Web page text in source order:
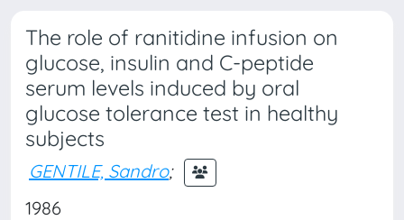
The role of ranitidine infusion on
glucose, insulin and C-peptide
serum levels induced by oral
glucose tolerance test in healthy
subjects
GENTILE, Sandro;
1986